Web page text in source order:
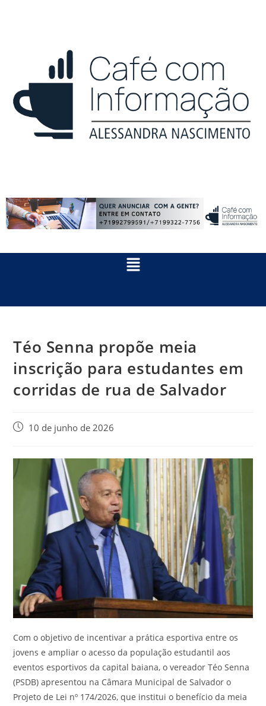
Téo Senna propõe meia
inscrição para estudantes em
corridas de rua de Salvador
10 de junho de 2026
Com o objetivo de incentivar a prática esportiva entre os
jovens e ampliar o acesso da população estudantil aos
eventos esportivos da capital baiana, o vereador Téo Senna
(PSDB) apresentou na Câmara Municipal de Salvador o
Projeto de Lei nº 174/2026, que institui o benefício da meia